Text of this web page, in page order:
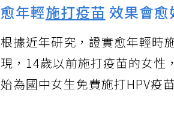
愈年輕施打疫苗效果會愈
根據近年研究，證實愈年輕時
現，14歲以前施打疫苗的女性
始為國中女生免費施打HPV疫